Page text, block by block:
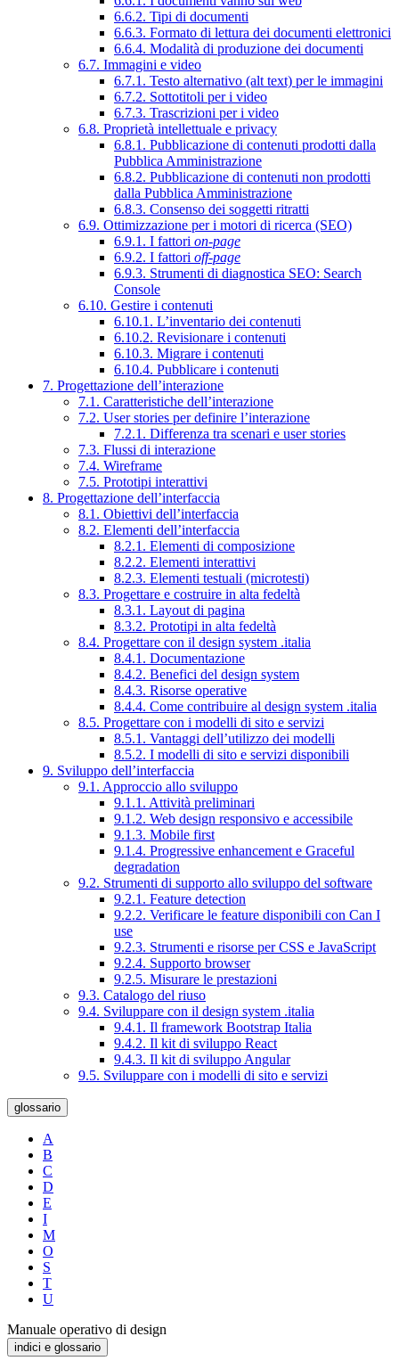
6.6.2. Tipi di documenti
6.6.3. Formato di lettura dei documenti elettronici
6.6.4. Modalità di produzione dei documenti
6.7. Immagini e video
6.7.1. Testo alternativo (alt text) per le immagini
6.7.2. Sottotitoli per i video
6.7.3. Trascrizioni per i video
6.8. Proprietà intellettuale e privacy
6.8.1. Pubblicazione di contenuti prodotti dalla
Pubblica Amministrazione
6.8.2. Pubblicazione di contenuti non prodotti
dalla Pubblica Amministrazione
6.8.3. Consenso dei soggetti ritratti
6.9. Ottimizzazione per i motori di ricerca (SEO)
6.9.1. I fattori on-page
6.9.2. I fattori off-page
6.9.3. Strumenti di diagnostica SEO: Search
Console
6.10. Gestire i contenuti
6.10.1. L’inventario dei contenuti
6.10.2. Revisionare i contenuti
6.10.3. Migrare i contenuti
6.10.4. Pubblicare i contenuti
7. Progettazione dell’interazione
7.1. Caratteristiche dell’interazione
7.2. User stories per definire l’interazione
7.2.1. Differenza tra scenari e user stories
7.3. Flussi di interazione
7.4. Wireframe
7.5. Prototipi interattivi
8. Progettazione dell’interfaccia
8.1. Obiettivi dell’interfaccia
8.2. Elementi dell’interfaccia
8.2.1. Elementi di composizione
8.2.2. Elementi interattivi
8.2.3. Elementi testuali (microtesti)
8.3. Progettare e costruire in alta fedeltà
8.3.1. Layout di pagina
8.3.2. Prototipi in alta fedeltà
8.4. Progettare con il design system .italia
8.4.1. Documentazione
8.4.2. Benefici del design system
8.4.3. Risorse operative
8.4.4. Come contribuire al design system .italia
8.5. Progettare con i modelli di sito e servizi
8.5.1. Vantaggi dell’utilizzo dei modelli
8.5.2. I modelli di sito e servizi disponibili
9. Sviluppo dell’interfaccia
9.1. Approccio allo sviluppo
9.1.1. Attività preliminari
9.1.2. Web design responsivo e accessibile
9.1.3. Mobile first
9.1.4. Progressive enhancement e Graceful
degradation
9.2. Strumenti di supporto allo sviluppo del software
9.2.1. Feature detection
9.2.2. Verificare le feature disponibili con Can I
use
9.2.3. Strumenti e risorse per CSS e JavaScript
9.2.4. Supporto browser
9.2.5. Misurare le prestazioni
9.3. Catalogo del riuso
9.4. Sviluppare con il design system .italia
9.4.1. Il framework Bootstrap Italia
9.4.2. Il kit di sviluppo React
9.4.3. Il kit di sviluppo Angular
9.5. Sviluppare con i modelli di sito e servizi
glossario
A
B
C
D
E
I
M
O
S
T
U
Manuale operativo di design
indici e glossario